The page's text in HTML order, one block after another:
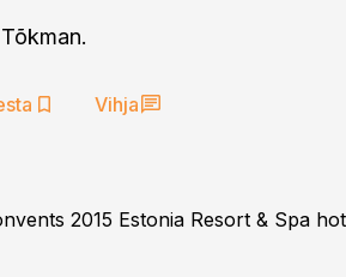
Vihja
2015 Estonia Resort & Spa